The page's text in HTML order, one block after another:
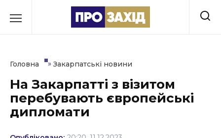
до
Культура
Освіта
Головна » Закарпатські новини
На Закарпатті з візитом
перебувають європейські
дипломати